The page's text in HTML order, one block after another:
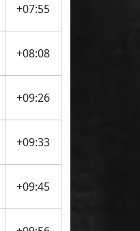
+07:55
+08:08
+09:26
+09:33
+09:45